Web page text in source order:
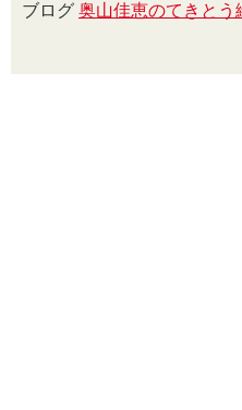
ブログ 奥山佳恵のてきとう